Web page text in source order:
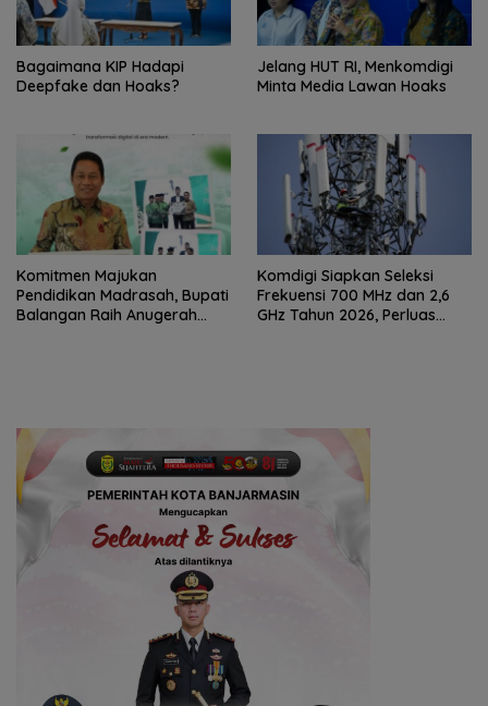
Bagaimana KIP Hadapi
Deepfake dan Hoaks?
Jelang HUT RI, Menkomdigi
Minta Media Lawan Hoaks
Komitmen Majukan
Pendidikan Madrasah, Bupati
Balangan Raih Anugerah
Komdigi Siapkan Seleksi
Frekuensi 700 MHz dan 2,6
GHz Tahun 2026, Perluas